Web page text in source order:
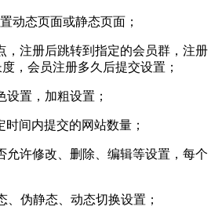
动态页面或静态页面；
，注册后跳转到指定的会员群，注册
，会员注册多久后提交设置；
设置，加粗设置；
间内提交的网站数量；
允许修改、删除、编辑等设置，每个
、伪静态、动态切换设置；